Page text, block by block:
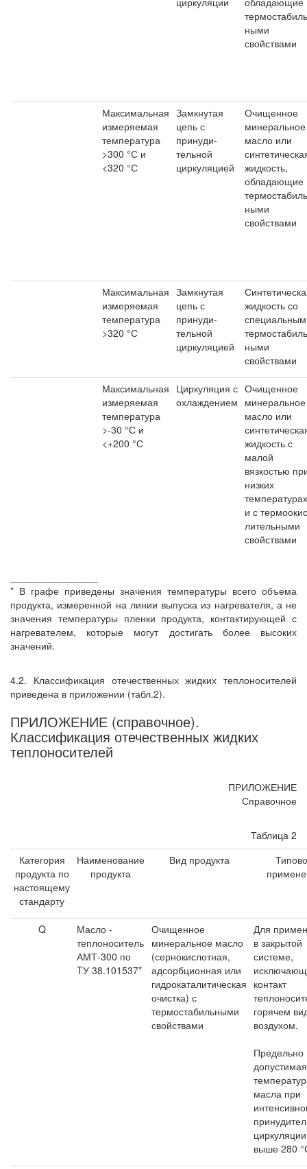
ными
свойствами
Максимальная
измеряемая
температура
>300 °С и
<320 °С
Замкнутая
цепь с
принуди-
тельной
циркуляцией
Очищенное
минеральное
масло или
жидкость,
обладающие
ными
свойствами
Максимальная
измеряемая
температура
>320 °С
Замкнутая
цепь с
принуди-
тельной
циркуляцией
жидкость со
ными
свойствами
Максимальная
измеряемая
температура
>-30 °С и
<+200 °С
Циркуляция с
охлаждением
Очищенное
минеральное
масло или
жидкость с
малой
вязкостью
низких
температурах
и с
лительными
свойствами
* В графе приведены значения температуры всего объема
продукта, измеренной на линии выпуска из нагревателя, а не
значения температуры пленки продукта, контактирующей с
нагревателем, которые могут достигать более высоких
значений.
4.2. Классификация отечественных жидких теплоносителей
приведена в приложении (табл.2).
ПРИЛОЖЕНИЕ (справочное).
Классификация отечественных жидких
теплоносителей
ПРИЛОЖЕНИЕ
Справочное
Таблица 2
Категория
продукта по
настоящему
стандарту
Наименование
продукта
Вид продукта
Q
Масло -
теплоноситель
АМТ-300 по
TУ 38.101537*
Очищенное
минеральное масло
(сернокислотная,
адсорбционная или
гидрокаталитическая
очистка) с
термостабильными
свойствами
Для
в закрытой
системе,
контакт
горячем
воздухом.
Предельно
допустимая
масла при
выше 280